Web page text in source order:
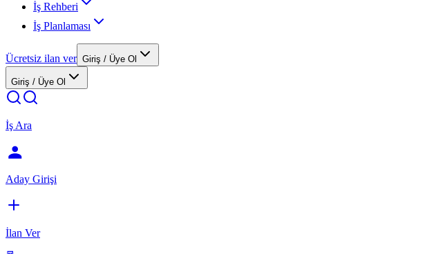
İş Rehberi
İş Planlaması
Ücretsiz ilan ver Giriş / Üye Ol
Giriş / Üye Ol
İş Ara
Aday Girişi
İlan Ver